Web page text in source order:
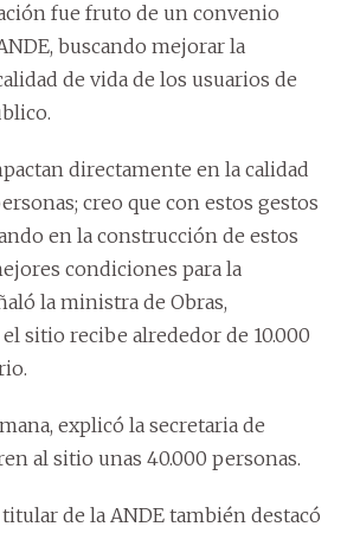
fue fruto de un convenio
buscando mejorar la
de vida de los usuarios de
directamente en la calidad
creo que con estos gestos
en la construcción de estos
condiciones para la
la ministra de Obras,
sitio recibe alrededor de 10.000
explicó la secretaria de
al sitio unas 40.000 personas.
de la ANDE también destacó